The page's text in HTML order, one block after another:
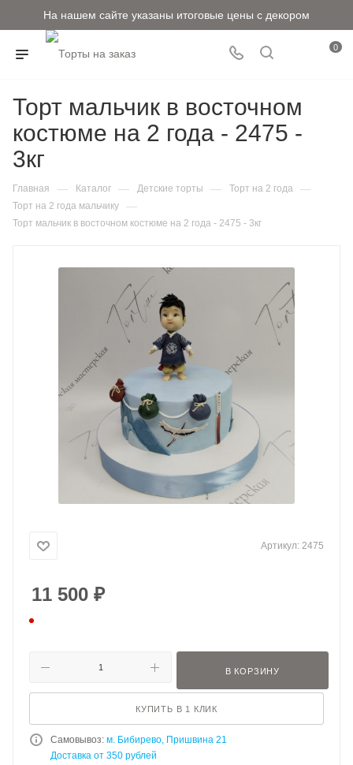
На нашем сайте указаны итоговые цены с декором
0
Торт мальчик в восточном
костюме на 2 года - 2475 -
3кг
Главная — Каталог — Детские торты — Торт на 2 года —
Торт на 2 года мальчику —
Торт мальчик в восточном костюме на 2 года - 2475 - 3кг
Артикул: 2475
11 500 ₽
В КОРЗИНУ
КУПИТЬ В 1 КЛИК
Самовывоз: м. Бибирево, Пришвина 21
Доставка от 350 рублей